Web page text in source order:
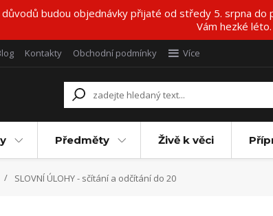
budou objednávky přijaté od středy 5. srpna
Vám hezké léto.
Kontakty Obchodní podmínky Více
Předměty Živě k věci
SLOVNÍ ÚLOHY - sčítání a odčítání do 20